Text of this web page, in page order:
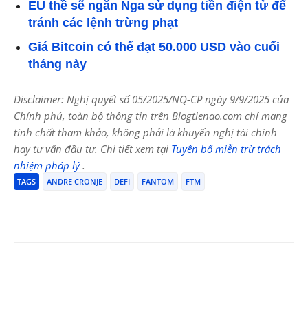
EU thề sẽ ngăn Nga sử dụng tiền điện tử để
tránh các lệnh trừng phạt
Giá Bitcoin có thể đạt 50.000 USD vào cuối
tháng này
Disclaimer: Nghị quyết số 05/2025/NQ-CP ngày 9/9/2025 của
Chính phủ, toàn bộ thông tin trên Blogtienao.com chỉ mang
tính chất tham khảo, không phải là khuyến nghị tài chính
hay tư vấn đầu tư. Chi tiết xem tại Tuyên bố miễn trừ trách
nhiệm pháp lý.
TAGS ANDRE CRONJE DEFI FANTOM FTM